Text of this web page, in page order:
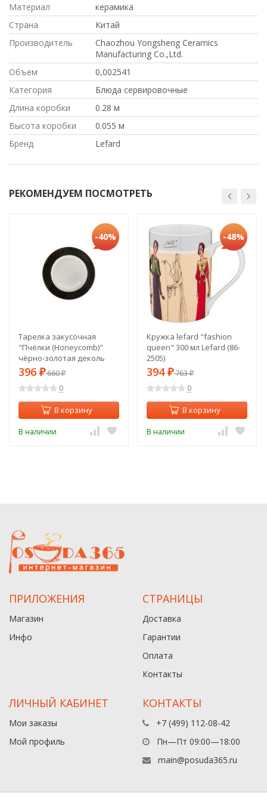
Материал
керамика
Страна
Китай
Производитель
Chaozhou Yongsheng Ceramics
Manufacturing Co.,Ltd.
Объем
0,002541
Категория
Блюда сервировочные
Длина коробки
0.28 м
Высота коробки
0.055 м
Бренд
Lefard
РЕКОМЕНДУЕМ ПОСМОТРЕТЬ
-40%
Тарелка закусочная
"Пчёлки (Honeycomb)"
чёрно-золотая деколь
19,5см (2) (TT-00010299)
396 ₽660₽
0
В корзину
В наличии
-48%
Кружка lefard "fashion
queen" 300 мл Lefard (86-
2505)
394 ₽763₽
0
В корзину
В наличии
ПРИЛОЖЕНИЯ
Магазин
Инфо
СТРАНИЦЫ
Доставка
Гарантии
Оплата
Контакты
ЛИЧНЫЙ КАБИНЕТ
Мои заказы
Мой профиль
КОНТАКТЫ
+7 (499) 112-08-42
Пн—Пт 09:00—18:00
main@posuda365.ru